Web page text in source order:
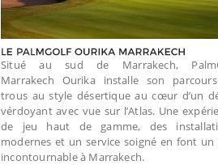
Situé au sud de Marrakech,
Marrakech Ourika installe son
trous au style désertique au cœur d’un
vérdoyant avec vue sur l’Atlas. Une
de jeu haut de gamme, des
modernes et un service soigné en font un
incontournable à Marrakech.